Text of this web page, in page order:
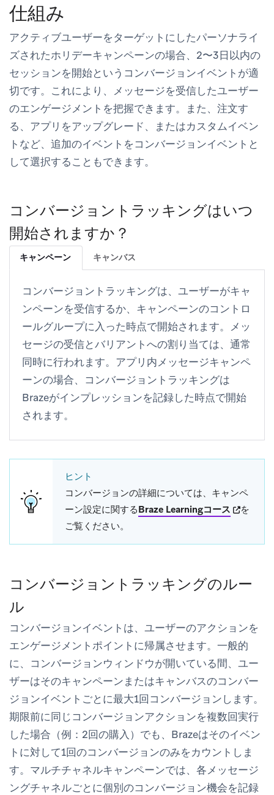
仕組み
アクティブユーザーをターゲットにしたパーソナライ
ズされたホリデーキャンペーンの場合、2〜3日以内の
セッションを開始というコンバージョンイベントが適
切です。これにより、メッセージを受信したユーザー
のエンゲージメントを把握できます。また、 注文す
る、 アプリをアップグレード、またはカスタムイベン
トなど、追加のイベントをコンバージョンイベントと
して選択することもできます。
コンバージョントラッキングはいつ
開始されますか？
キャンペーン キャンバス
コンバージョントラッキングは、ユーザーがキャ
ンペーンを受信するか、キャンペーンのコントロ
ールグループに入った時点で開始されます。メッ
セージの受信とバリアントへの割り当ては、通常
同時に行われます。アプリ内メッセージキャンペ
ーンの場合、コンバージョントラッキングは
Brazeがインプレッションを記録した時点で開始
されます。
ヒント
コンバージョンの詳細については、キャンペ
ーン設定に関するBraze Learningコース (opens
を
ご覧ください。
コンバージョントラッキングのルー
ル
コンバージョンイベントは、ユーザーのアクションを
エンゲージメントポイントに帰属させます。一般的
に、コンバージョンウィンドウが開いている間、ユー
ザーはそのキャンペーンまたはキャンバスのコンバー
ジョンイベントごとに最大1回コンバージョンします。
期限前に同じコンバージョンアクションを複数回実行
した場合（例：2回の購入）でも、Brazeはそのイベン
トに対して1回のコンバージョンのみをカウントしま
す。マルチチャネルキャンペーンでは、各メッセージ
ングチャネルごとに個別のコンバージョン機会を記録